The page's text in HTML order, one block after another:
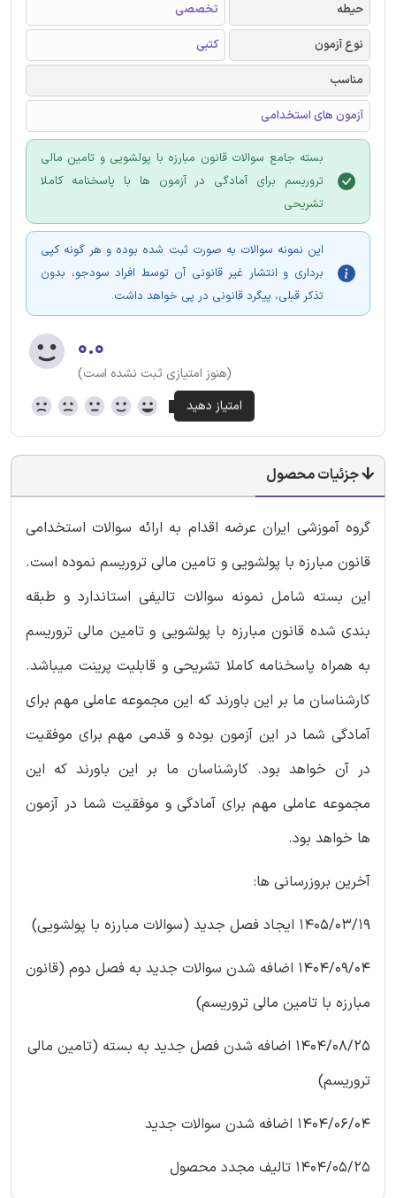
حیطه
تخصصی
نوع آزمون
کتبی
مناسب
آزمون های استخدامی
بسته جامع سوالات قانون مبارزه با پولشویی و تامین مالی
تروریسم برای آمادگی در آزمون ها با پاسخنامه کاملا
تشریحی
این نمونه سوالات به صورت ثبت شده بوده و هر گونه کپی
برداری و انتشار غیر قانونی آن توسط افراد سودجو، بدون
تذکر قبلی، پیگرد قانونی در پی خواهد داشت.
۰.۰
(هنوز امتیازی ثبت نشده است)
جزئیات محصول
گروه آموزشی ایران عرضه اقدام به ارائه سوالات استخدامی
قانون مبارزه با پولشویی و تامین مالی تروریسم نموده است.
این بسته شامل نمونه سوالات تالیفی استاندارد و طبقه
بندی شده قانون مبارزه با پولشویی و تامین مالی تروریسم
به همراه پاسخنامه کاملا تشریحی و قابلیت پرینت میباشد.
کارشناسان ما بر این باورند که این مجموعه عاملی مهم برای
آمادگی شما در این آزمون بوده و قدمی مهم برای موفقیت
در آن خواهد بود. کارشناسان ما بر این باورند که این
مجموعه عاملی مهم برای آمادگی و موفقیت شما در آزمون
ها خواهد بود.
آخرین بروزرسانی ها:
1405/03/19 ایجاد فصل جدید (سوالات مبارزه با پولشویی)
1404/09/04 اضافه شدن سوالات جدید به فصل دوم (قانون
مبارزه با تامین مالی تروریسم)
1404/08/25 اضافه شدن فصل جدید به بسته (تامین مالی
تروریسم)
1404/06/04 اضافه شدن سوالات جدید
1404/05/25 تالیف مجدد محصول